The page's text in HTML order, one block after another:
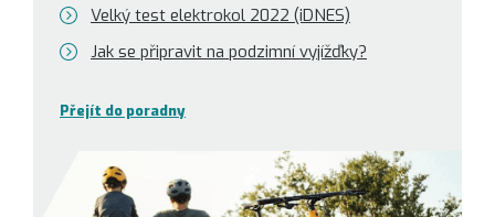
Velký test elektrokol 2022 (iDNES)
Jak se připravit na podzimní vyjížďky?
Přejít do poradny